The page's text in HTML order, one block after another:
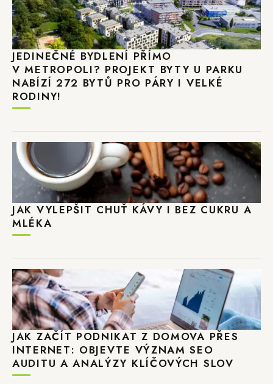
JEDINEČNÉ BYDLENÍ PŘÍMO
V METROPOLI? PROJEKT BYTY U PARKU
NABÍZÍ 272 BYTŮ PRO PÁRY I VELKÉ
RODINY!
JAK VYLEPŠIT CHUŤ KÁVY I BEZ CUKRU A
MLÉKA
JAK ZAČÍT PODNIKAT Z DOMOVA PŘES
INTERNET: OBJEVTE VÝZNAM SEO
AUDITU A ANALÝZY KLÍČOVÝCH SLOV